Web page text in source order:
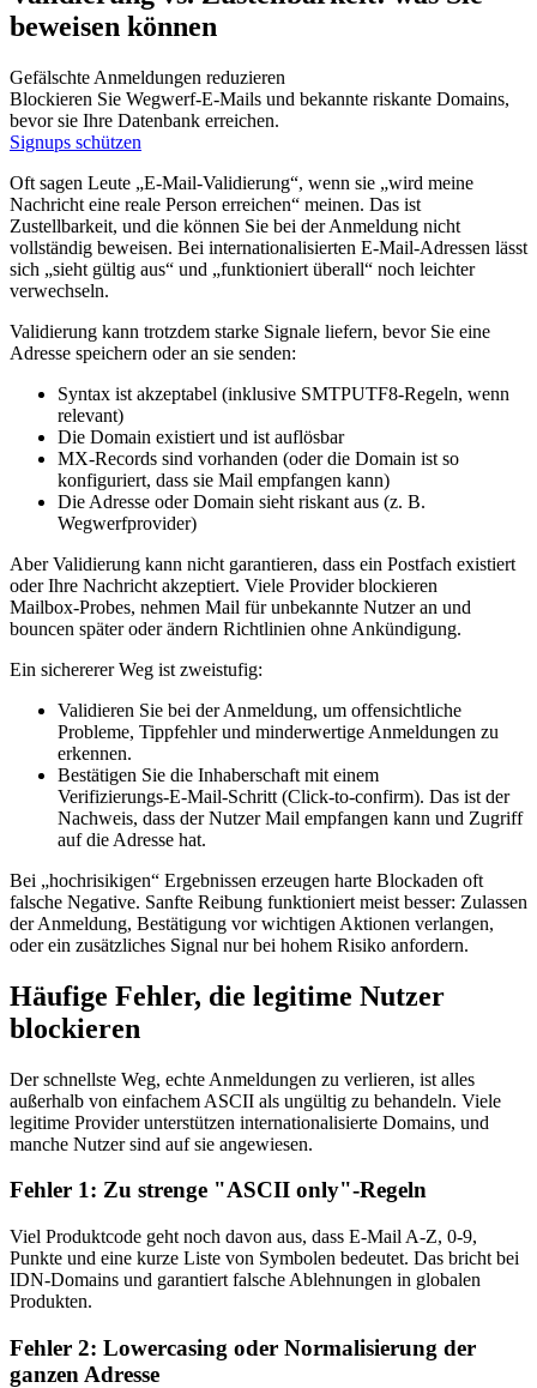
beweisen können
Gefälschte Anmeldungen reduzieren
Blockieren Sie Wegwerf‑E‑Mails und bekannte riskante Domains,
bevor sie Ihre Datenbank erreichen.
Signups schützen
Oft sagen Leute „E‑Mail‑Validierung“, wenn sie „wird meine
Nachricht eine reale Person erreichen“ meinen. Das ist
Zustellbarkeit, und die können Sie bei der Anmeldung nicht
vollständig beweisen. Bei internationalisierten E‑Mail‑Adressen lässt
sich „sieht gültig aus“ und „funktioniert überall“ noch leichter
verwechseln.
Validierung kann trotzdem starke Signale liefern, bevor Sie eine
Adresse speichern oder an sie senden:
Syntax ist akzeptabel (inklusive SMTPUTF8‑Regeln, wenn
relevant)
Die Domain existiert und ist auflösbar
MX‑Records sind vorhanden (oder die Domain ist so
konfiguriert, dass sie Mail empfangen kann)
Die Adresse oder Domain sieht riskant aus (z. B.
Wegwerfprovider)
Aber Validierung kann nicht garantieren, dass ein Postfach existiert
oder Ihre Nachricht akzeptiert. Viele Provider blockieren
Mailbox‑Probes, nehmen Mail für unbekannte Nutzer an und
bouncen später oder ändern Richtlinien ohne Ankündigung.
Ein sichererer Weg ist zweistufig:
Validieren Sie bei der Anmeldung, um offensichtliche
Probleme, Tippfehler und minderwertige Anmeldungen zu
erkennen.
Bestätigen Sie die Inhaberschaft mit einem
Verifizierungs‑E‑Mail‑Schritt (Click‑to‑confirm). Das ist der
Nachweis, dass der Nutzer Mail empfangen kann und Zugriff
auf die Adresse hat.
Bei „hochrisikigen“ Ergebnissen erzeugen harte Blockaden oft
falsche Negative. Sanfte Reibung funktioniert meist besser: Zulassen
der Anmeldung, Bestätigung vor wichtigen Aktionen verlangen,
oder ein zusätzliches Signal nur bei hohem Risiko anfordern.
Häufige Fehler, die legitime Nutzer
blockieren
Der schnellste Weg, echte Anmeldungen zu verlieren, ist alles
außerhalb von einfachem ASCII als ungültig zu behandeln. Viele
legitime Provider unterstützen internationalisierte Domains, und
manche Nutzer sind auf sie angewiesen.
Fehler 1: Zu strenge "ASCII only"‑Regeln
Viel Produktcode geht noch davon aus, dass E‑Mail A‑Z, 0‑9,
Punkte und eine kurze Liste von Symbolen bedeutet. Das bricht bei
IDN‑Domains und garantiert falsche Ablehnungen in globalen
Produkten.
Fehler 2: Lowercasing oder Normalisierung der
ganzen Adresse